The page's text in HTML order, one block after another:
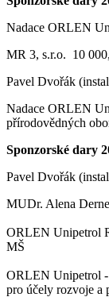
Nadace ORLEN
MR 3, s.r.o. 10
Pavel Dvořák
Nadace ORLEN
přírodovědných
Sponzorské dary
Pavel Dvořák
MUDr. Alena
ORLEN Unipetrol
MŠ
ORLEN Unipetrol
pro účely rozvoje a